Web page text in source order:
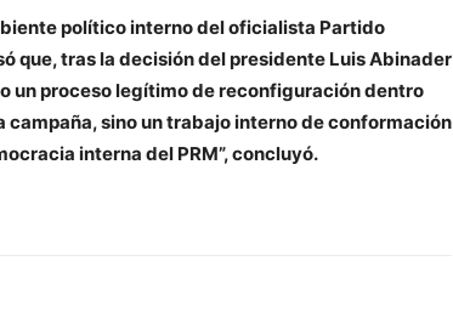
político interno del oficialista Partido
que, tras la decisión del presidente Luis Abinader
un proceso legítimo de reconfiguración dentro
campaña, sino un trabajo interno de conformación
interna del PRM”, concluyó.